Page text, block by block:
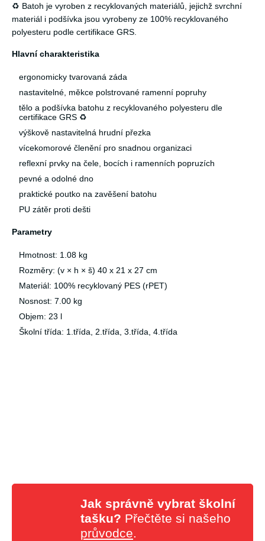
♻️ Batoh je vyroben z recyklovaných materiálů, jejichž svrchní
materiál i podšívka jsou vyrobeny ze 100% recyklovaného
polyesteru podle certifikace GRS.
Hlavní charakteristika
ergonomicky tvarovaná záda
nastavitelné, měkce polstrované ramenní popruhy
tělo a podšívka batohu z recyklovaného polyesteru dle
certifikace GRS ♻️
výškově nastavitelná hrudní přezka
vícekomorové členění pro snadnou organizaci
reflexní prvky na čele, bocích i ramenních popruzích
pevné a odolné dno
praktické poutko na zavěšení batohu
PU zátěr proti dešti
Parametry
Hmotnost: 1.08 kg
Rozměry: (v × h × š) 40 x 21 x 27 cm
Materiál: 100% recyklovaný PES (rPET)
Nosnost: 7.00 kg
Objem: 23 l
Školní třída: 1.třída, 2.třída, 3.třída, 4.třída
Jak správně vybrat školní
tašku? Přečtěte si našeho
průvodce.